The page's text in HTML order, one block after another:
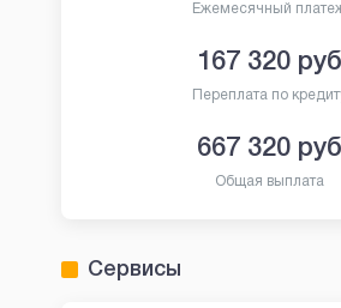
Ежемесячный
167 320руб
Переплата по
667 320руб
Общая выплата
Сервисы